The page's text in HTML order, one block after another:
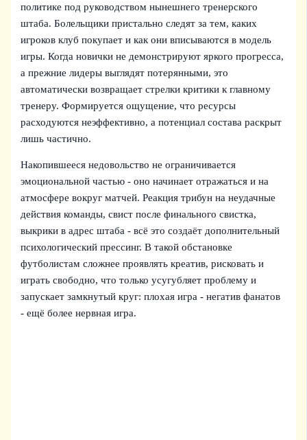
политике под руководством нынешнего тренерского
штаба. Болельщики пристально следят за тем, каких
игроков клуб покупает и как они вписываются в модель
игры. Когда новички не демонстрируют яркого прогресса,
а прежние лидеры выглядят потерянными, это
автоматически возвращает стрелки критики к главному
тренеру. Формируется ощущение, что ресурсы
расходуются неэффективно, а потенциал состава раскрыт
лишь частично.
Накопившееся недовольство не ограничивается
эмоциональной частью - оно начинает отражаться и на
атмосфере вокруг матчей. Реакция трибун на неудачные
действия команды, свист после финального свистка,
выкрики в адрес штаба - всё это создаёт дополнительный
психологический прессинг. В такой обстановке
футболистам сложнее проявлять креатив, рисковать и
играть свободно, что только усугубляет проблему и
запускает замкнутый круг: плохая игра - негатив фанатов
- ещё более нервная игра.